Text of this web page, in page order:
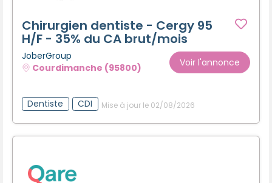
Chirurgien dentiste - Cergy 95
H/F - 35% du CA brut/mois
JoberGroup
Courdimanche (95800)
Voir l'annonce
Dentiste CDI Mise à jour le 02/08/2026